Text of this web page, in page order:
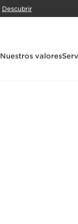
Descubrir
Nuestros valores